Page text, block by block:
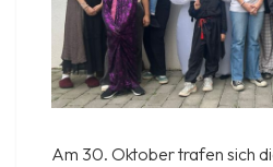
Am 30. Oktober trafen sich